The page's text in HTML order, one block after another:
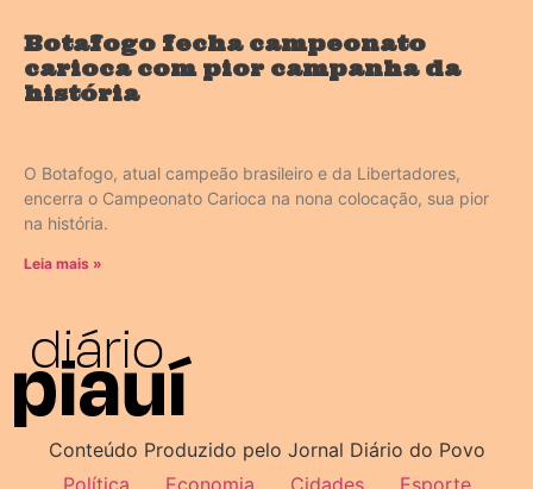
Botafogo fecha campeonato
carioca com pior campanha da
história
O Botafogo, atual campeão brasileiro e da Libertadores,
encerra o Campeonato Carioca na nona colocação, sua pior
na história.
Leia mais »
Conteúdo Produzido pelo Jornal Diário do Povo